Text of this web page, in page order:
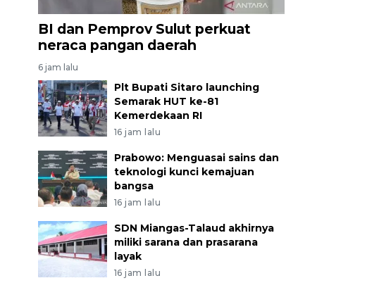
BI dan Pemprov Sulut perkuat
neraca pangan daerah
6 jam lalu
Plt Bupati Sitaro launching
Semarak HUT ke-81
Kemerdekaan RI
16 jam lalu
Prabowo: Menguasai sains dan
teknologi kunci kemajuan
bangsa
16 jam lalu
SDN Miangas-Talaud akhirnya
miliki sarana dan prasarana
layak
16 jam lalu